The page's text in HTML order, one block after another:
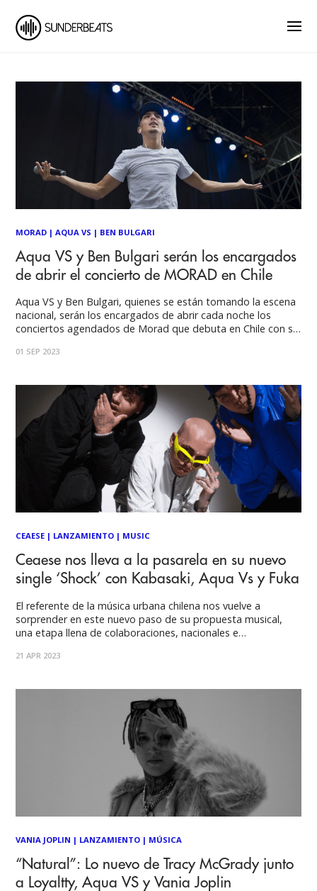
MORAD |AQUA VS | BEN BULGARI
Aqua VS y Ben Bulgari serán los encargados
de abrir el concierto de MORAD en Chile
Aqua VS y Ben Bulgari, quienes se están tomando la escena
nacional, serán los encargados de abrir cada noche los
conciertos agendados de Morad que debuta en Chile con su
del drill y que más pasión levanta dentro del género. Un
01 SEP 2023
CEAESE | LANZAMIENTO | MUSIC
Ceaese nos lleva a la pasarela en su nuevo
single ‘Shock’ con Kabasaki, Aqua Vs y Fuka
El referente de la música urbana chilena nos vuelve a
sorprender en este nuevo paso de su propuesta musical,
una etapa llena de colaboraciones, nacionales e
Drefquila, Power Peralta, Kuin, Catana, Akatumami, Kid
de
21 APR 2023
VANIA JOPLIN | LANZAMIENTO | MÚSICA
“Natural”: Lo nuevo de Tracy McGrady junto
a Loyaltty, Aqua VS y Vania Joplin